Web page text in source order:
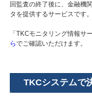
回監査の終了後に、金融機
タを提供するサービスです。
「TKCモニタリング情報サ
らでご確認いただけます。
TKCシステムで